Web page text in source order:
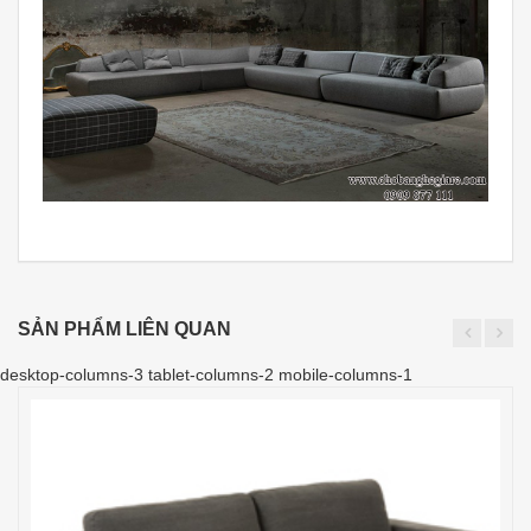
SẢN PHẨM LIÊN QUAN
desktop-columns-3 tablet-columns-2 mobile-columns-1